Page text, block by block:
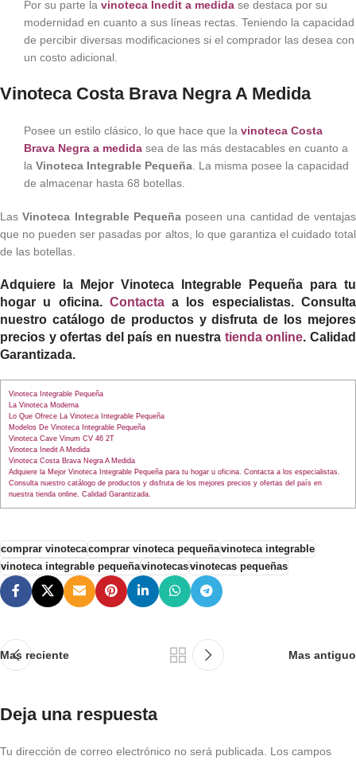
Por su parte la vinoteca Inedit a medida se destaca por su
modernidad en cuanto a sus líneas rectas. Teniendo la capacidad
de percibir diversas modificaciones si el comprador las desea con
un costo adicional.
Vinoteca Costa Brava Negra A Medida
Posee un estilo clásico, lo que hace que la vinoteca Costa
Brava Negra a medida sea de las más destacables en cuanto a
la Vinoteca Integrable Pequeña . La misma posee la capacidad
de almacenar hasta 68 botellas.
LasVinoteca Integrable Pequeña poseen una cantidad de ventajas
que no pueden ser pasadas por altos, lo que garantiza el cuidado total
de las botellas.
Adquiere la Mejor Vinoteca Integrable Pequeña para tu
hogar u oficina. Contactaa los especialistas. Consulta
nuestro catálogo de productos y disfruta de los mejores
precios y ofertas del país en nuestra tienda online. Calidad
Garantizada.
Vinoteca Integrable Pequeña
La Vinoteca Moderna
Lo Que Ofrece La Vinoteca Integrable Pequeña
Modelos De Vinoteca Integrable Pequeña
Vinoteca Cave Vinum CV 46 2T
Vinoteca Inedit A Medida
Vinoteca Costa Brava Negra A Medida
Adquiere la Mejor Vinoteca Integrable Pequeña para tu hogar u oficina. Contacta a los especialistas.
Consulta nuestro catálogo de productos y disfruta de los mejores precios y ofertas del país en
nuestra tienda online. Calidad Garantizada.
comprar vinotecacomprar vinoteca pequeñavinoteca integrable
vinoteca integrable pequeñavinotecasvinotecas pequeñas
Mas reciente Mas antiguo
Deja una respuesta
Tu dirección de correo electrónico no será publicada.
Los campos